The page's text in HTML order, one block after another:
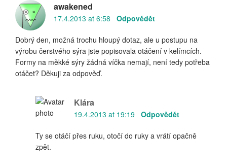
awakened
17.4.2013 at 6:58 Odpovědět
Dobrý den, možná trochu hloupý dotaz, ale u postupu na
výrobu čerstvého sýra jste popisovala otáčení v kelímcích.
Formy na měkké sýry žádná víčka nemají, není tedy potřeba
otáčet? Děkuji za odpověď.
Klára
19.4.2013 at 19:19 Odpovědět
Ty se otáčí přes ruku, otočí do ruky a vrátí opačně
zpět.